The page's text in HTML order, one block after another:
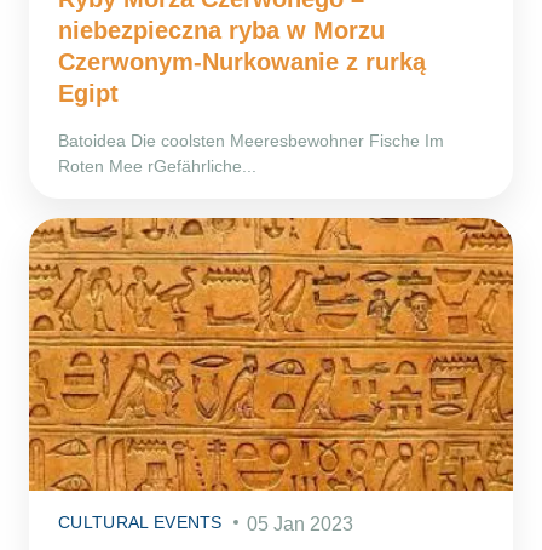
niebezpieczna ryba w Morzu
Czerwonym-Nurkowanie z rurką
Egipt
Batoidea Die coolsten Meeresbewohner Fische Im
Roten Mee rGefährliche...
CULTURAL EVENTS 05 Jan 2023